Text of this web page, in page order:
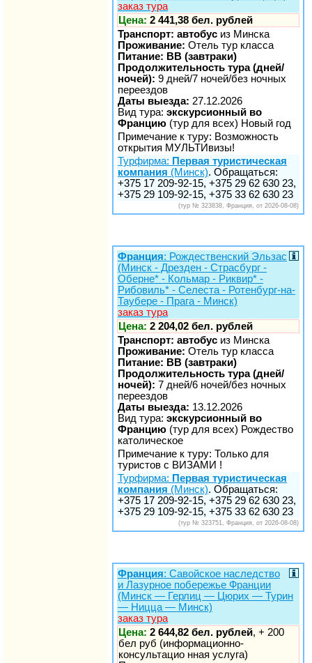
заказ тура
Цена: 2 441,38 бел. рублей
Транспорт: автобус из Минска
Проживание: Отель тур класса
Питание: BB (завтраки)
Продолжительность тура (дней/
ночей): 9 дней/7 ночей/без ночных
переездов
Даты выезда: 27.12.2026
Вид тура: экскурсионный во
Францию (тур для всех) Новый год
Примечание к туру: Возможность
открытия МУЛЬТИвизы!
Турфирма: Первая туристическая
компания (Минск). Обращаться:
+375 17 209-92-15, +375 29 62 630 23,
+375 29 109-92-15, +375 33 62 630 23
(тур № 323838, Франция, от 2026-08-08)
Франция: Рождественский Эльзас
(Минск - Дрезден - Страсбург -
Оберне* - Кольмар - Риквир* -
Рибовиль* - Селеста - Ротенбург-на-
Таубере - Прага - Минск)
заказ тура
Цена: 2 204,02 бел. рублей
Транспорт: автобус из Минска
Проживание: Отель тур класса
Питание: BB (завтраки)
Продолжительность тура (дней/
ночей): 7 дней/6 ночей/без ночных
переездов
Даты выезда: 13.12.2026
Вид тура: экскурсионный во
Францию (тур для всех) Рождество
католическое
Примечание к туру: Только для
туристов с ВИЗАМИ !
Турфирма: Первая туристическая
компания (Минск). Обращаться:
+375 17 209-92-15, +375 29 62 630 23,
+375 29 109-92-15, +375 33 62 630 23
(тур № 323751, Франция, от 2026-08-08)
Франция: Савойское наследство
и Лазурное побережье Франции
(Минск — Герлиц — Цюрих — Турин
— Ницца — Минск)
заказ тура
Цена: 2 644,82 бел. рублей, + 200
бел руб (информационно-
консультацио нная услуга)